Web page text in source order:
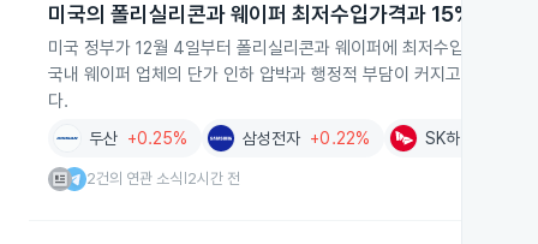
미국의 폴리실리콘과 웨이퍼 최저수입가격과 15% 관세
미국 정부가 12월 4일부터 폴리실리콘과 웨이퍼에 최저수입가격과
국내 웨이퍼 업체의 단가 인하 압박과 행정적 부담이 커지고, 두산은
다.
두산 +0.25% 삼성전자 +0.22% SK하이닉스
2건의 연관 소식 2시간 전